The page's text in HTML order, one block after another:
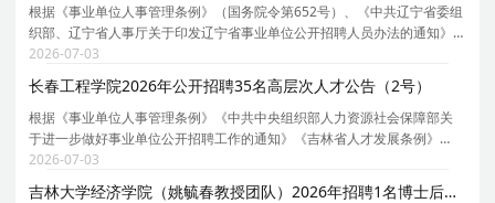
根据《事业单位人事管理条例》（国务院令第652号）、《中共辽宁省委组
织部、辽宁省人事厅关于印发辽宁省事业单位公开招聘人员办法的通知》
（辽人发[2007]1号）、《中共辽宁省委组织部、辽宁省人社厅转发中组
部、人社部关于进一步规范事业单位公开招聘工作的
2026-07-03
长春工程学院2026年公开招聘35名高层次人才公告（2号）
根据《事业单位人事管理条例》《中共中央组织部人力资源社会保障部关
于进一步做好事业单位公开招聘工作的通知》《吉林省人才发展条例》
《吉林省人民政府办公厅转发关于全面建立和进一步完善全省事业单位新
进人员公开招聘制度意见的通知》《关于创新优化人事
2026-07-03
吉林大学经济学院（姚毓春教授团队）2026年招聘1名博士后启事